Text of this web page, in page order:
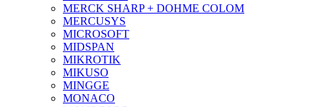
MERCK SHARP + DOHME COLOM
MERCUSYS
MICROSOFT
MIDSPAN
MIKROTIK
MIKUSO
MINGGE
MONACO